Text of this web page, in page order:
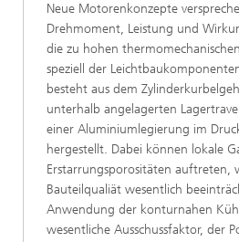
Neue Motorenkonzepte
Drehmoment, Leistung und
die zu hohen
speziell der
besteht aus dem
unterhalb angelagerten
einer Aluminiumlegierung im
hergestellt. Dabei können lokale
Erstarrungsporositäten auftreten,
Bauteilqualiät wesentlich
Anwendung der konturnahen
wesentliche Ausschussfaktor, der